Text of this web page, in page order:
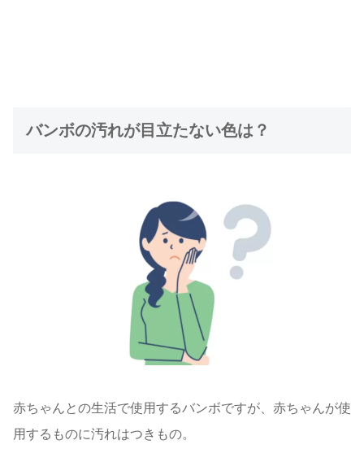
バンボの汚れが目立たない色は？
赤ちゃんとの生活で使用するバンボですが、赤ちゃんが使
用するものに汚れはつきもの。